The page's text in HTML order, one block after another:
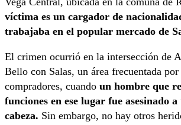
víctima es un cargador de
trabajaba en el popular mercado de
El crimen ocurrió en la intersección de
Bello con Salas, un área frecuentada
compradores, cuando un hombre que
funciones en ese lugar fue asesinado
cabeza. Sin embargo, no hay otros